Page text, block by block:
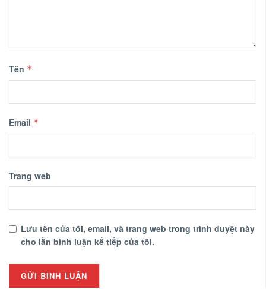
Tên *
Email *
Trang web
Lưu tên của tôi, email, và trang web trong trình duyệt này
cho lần bình luận kế tiếp của tôi.